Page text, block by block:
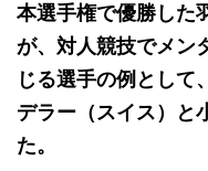
本選手権で優勝した
が、対人競技でメン
じる選手の例として
デラー（スイス）と
た。